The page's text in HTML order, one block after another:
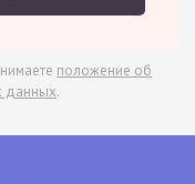
положение об
данных.